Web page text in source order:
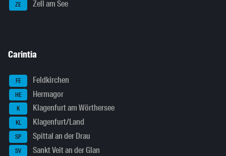
ZE Zell am See
Carintia
FE Feldkirchen
HE Hermagor
K Klagenfurt am Wörthersee
KL Klagenfurt/Land
SP Spittal an der Drau
SV Sankt Veit an der Glan